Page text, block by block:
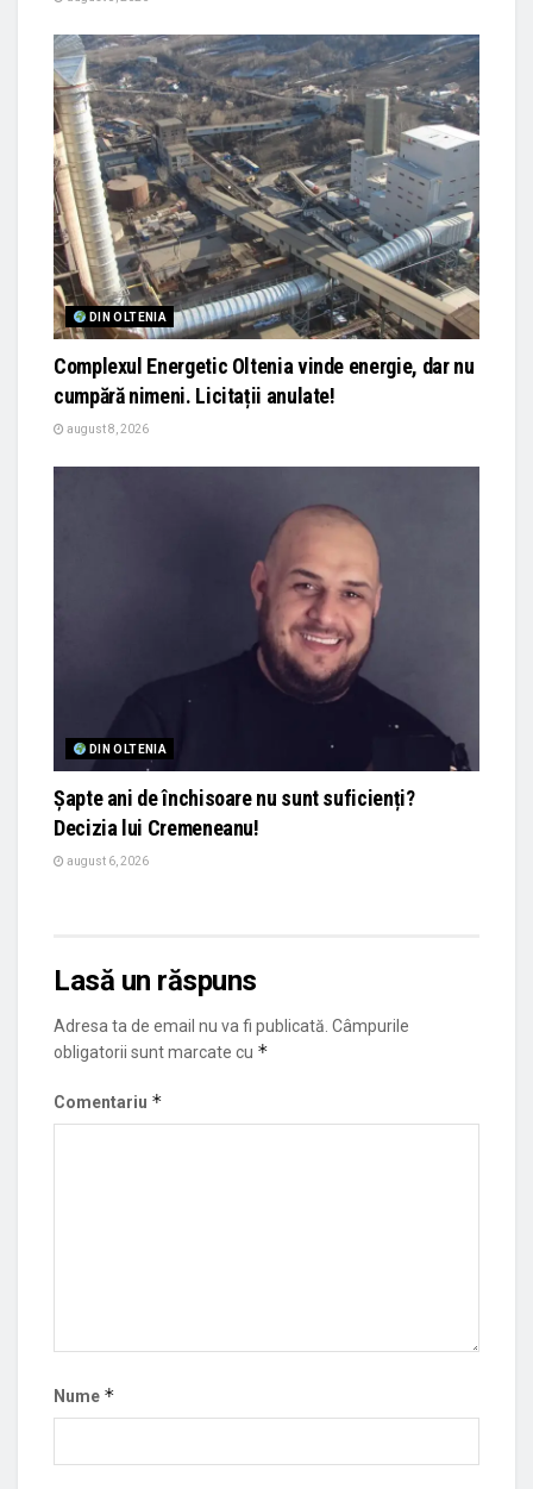
DIN OLTENIA
Complexul Energetic Oltenia vinde energie, dar nu
cumpără nimeni. Licitații anulate!
august 8, 2026
DIN OLTENIA
Șapte ani de închisoare nu sunt suficienți?
Decizia lui Cremeneanu!
august 6, 2026
Lasă un răspuns
Adresa ta de email nu va fi publicată. Câmpurile
obligatorii sunt marcate cu *
Comentariu *
Nume *